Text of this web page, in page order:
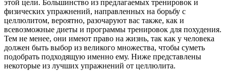
этой цели. Большинство из предлагаемых тренировок и
физических упражнений, направленных на борьбу с
целлюлитом, вероятно, разочаруют вас также, как и
всевозможные диеты и программы тренировок для похудения.
Тем не менее, они имеют право на жизнь, так как у человека
должен быть выбор из великого множества, чтобы суметь
подобрать подходящую именно ему. Ниже представлены
некоторые из лучших упражнений от целлюлита.